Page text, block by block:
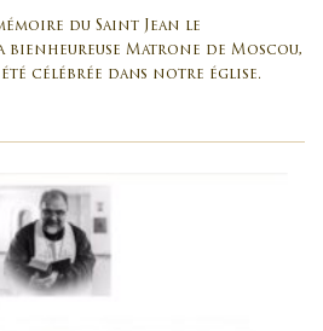
du Saint Jean le
bienheureuse Matrone de Moscou,
célébrée dans notre église.